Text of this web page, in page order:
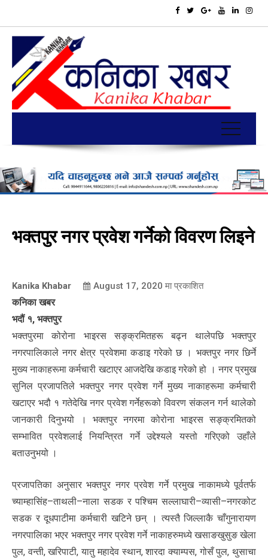
भक्तपुर नगर प्रवेश गर्नेको विवरण लिइने
Kanika Khabar August 17, 2020 मा प्रकाशित
कनिका खबर
भदौं १, भक्तपुर
भक्तपुरमा कोरोना भाइरस सङ्क्रमितहरू बढ्न थालेपछि भक्तपुर
नगरपालिकाले नगर क्षेत्र प्रवेशमा कडाइ गरेको छ । भक्तपुर नगर छिर्ने
मुख्य नाकाहरूमा कर्मचारी खटाएर आजदेखि कडाइ गरेको हो । नगर प्रमुख
सुनिल प्रजापतिले भक्तपुर नगर प्रवेश गर्ने मुख्य नाकाहरूमा कर्मचारी
खटाएर भदौ १ गतेदेखि नगर प्रवेश गर्नेहरूको विवरण संकलन गर्न थालेको
जानकारी दिनुभयो । भक्तपुर नगरमा कोरोना भाइरस सङ्क्रमितको
सम्भावित प्रवेशलाई नियन्त्रित गर्ने उद्देश्यले यस्तो गरिएको उहाँले
बताउनुभयो ।
प्रजापतिका अनुसार भक्तपुर नगर प्रवेश गर्ने प्रमुख नाकामध्ये पूर्वतर्फ
च्याम्हासिंह–ताथली–नाला सडक र पश्चिम सल्लाघारी–व्यासी–नगरकोट
सडक र दूधपाटीमा कर्मचारी खटिने छन् । त्यस्तै जिल्लाकै चाँगुनारायण
नगरपालिका भएर भक्तपुर नगर प्रवेश गर्ने नाकाहरुमध्ये खसाङखुसुङ खेला
पुल, वन्ती, खरिपाटी, यातु महादेव स्थान, शारदा क्याम्पस, गोसँ पुल, थुसाचा